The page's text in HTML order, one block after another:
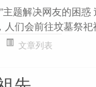
主题解决网友的困
们会前往坟墓祭祀
文章列表